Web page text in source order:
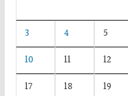
3
4 5
10
11 12
17
18 19